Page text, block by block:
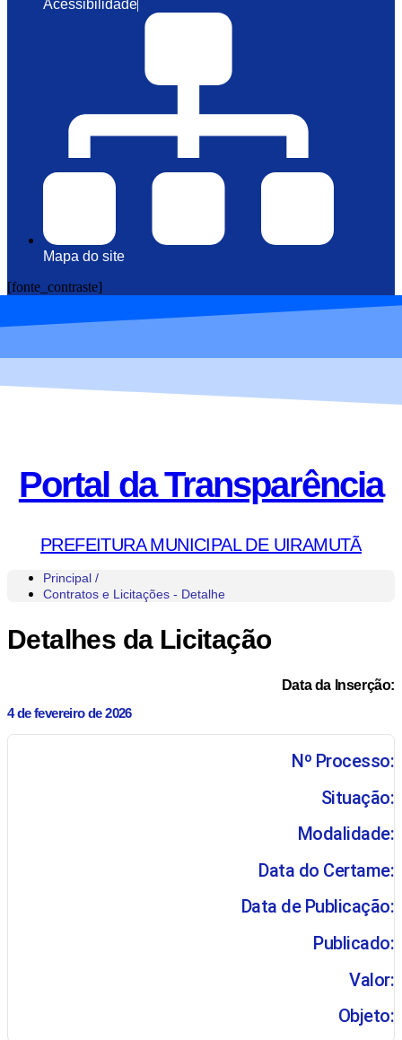
Acessibilidade
Mapa do site
[fonte_contraste]
Portal da Transparência
PREFEITURA MUNICIPAL DE UIRAMUTÃ
Principal /
Contratos e Licitações - Detalhe
Detalhes da Licitação
Data da Inserção:
4 de fevereiro de 2026
Nº Processo:
Situação:
Modalidade:
Data do Certame:
Data de Publicação:
Publicado:
Valor:
Objeto: